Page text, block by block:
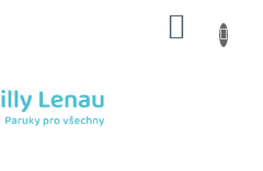
KOŠÍK